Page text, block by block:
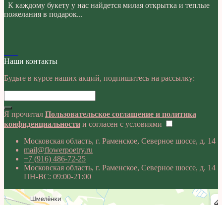
К каждому букету у нас найдется милая открытка и теплые
пожелания в подарок...
Наши контакты
Будьте в курсе наших акций, подпишитесь на рассылку:
Я прочитал Пользовательское соглашение и политика
конфиденциальности и согласен с условиями
Московская область, г. Раменское, Северное шоссе, д. 14
mail@flowerpoetry.ru
+7 (916) 486-72-25
Московская область, г. Раменское, Северное шоссе, д. 14
ПН-ВС: 09:00-21:00